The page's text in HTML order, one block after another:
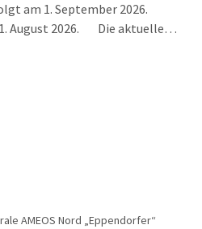
am 1. September 2026.
August 2026. Die aktuelle…
AMEOS Nord „Eppendorfer“